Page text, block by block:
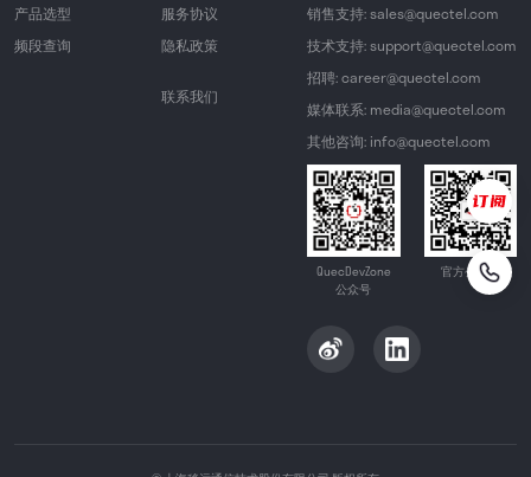
产品选型
频段查询
服务协议
隐私政策
联系我们
销售支持: sales@quectel.com
技术支持: support@quectel.com
招聘: career@quectel.com
媒体联系: media@quectel.com
其他咨询: info@quectel.com
QuecDevZone
公众号
官方公众号